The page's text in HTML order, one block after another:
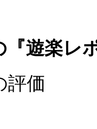
遊楽レ
評価